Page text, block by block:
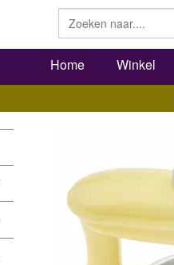
Home Winkel